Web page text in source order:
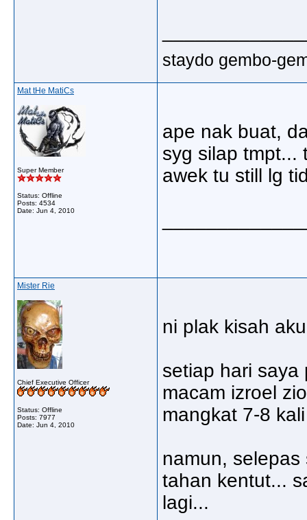
staydo gembo-
Mat tHe MatiCs
Super Member
Status: Offline
Posts: 4534
Date: Jun 4, 2010
ape nak buat,
syg silap tmpt...
awek tu still lg
Mister Rie
Chief Executive Officer
Status: Offline
Posts: 7977
Date: Jun 4, 2010
ni plak kisah
setiap hari saya
macam izroel
mangkat 7-8
namun,
tahan kentut...
lagi...